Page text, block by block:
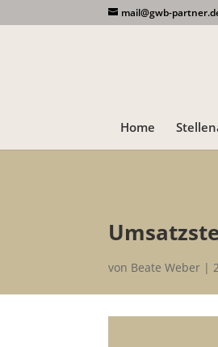
mail@gwb-
Home
von Beate Weber